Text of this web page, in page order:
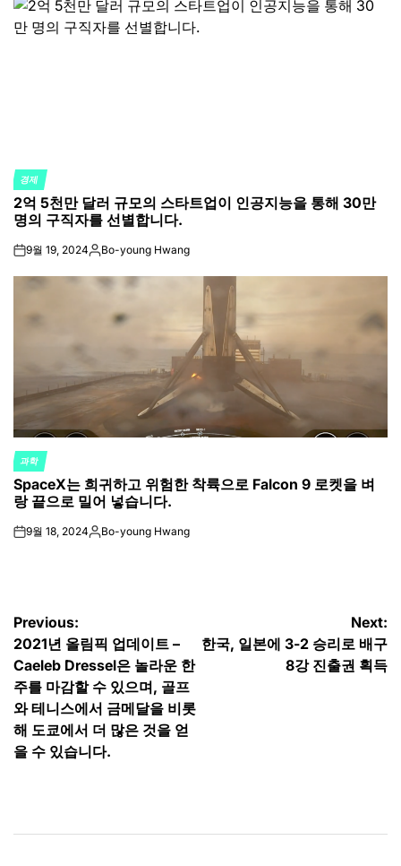
POSTED
IN
경제
2억 5천만 달러 규모의 스타트업이 인공지능을 통해 30만
명의 구직자를 선별합니다.
on9월 19, 2024Posted
Bo-young Hwang
POSTED
IN
과학
SpaceX는 희귀하고 위험한 착륙으로 Falcon 9 로켓을 벼
랑 끝으로 밀어 넣습니다.
on9월 18, 2024Posted
Bo-young Hwang
글
탐
색
Previous:
2021년 올림픽 업데이트 –
Caeleb Dressel은 놀라운 한
주를 마감할 수 있으며, 골프
와 테니스에서 금메달을 비롯
해 도쿄에서 더 많은 것을 얻
을 수 있습니다.
Next:
한국, 일본에 3-2 승리로 배구
8강 진출권 획득